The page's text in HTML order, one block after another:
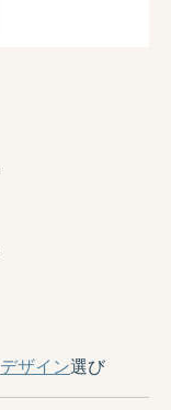
デザイン選び